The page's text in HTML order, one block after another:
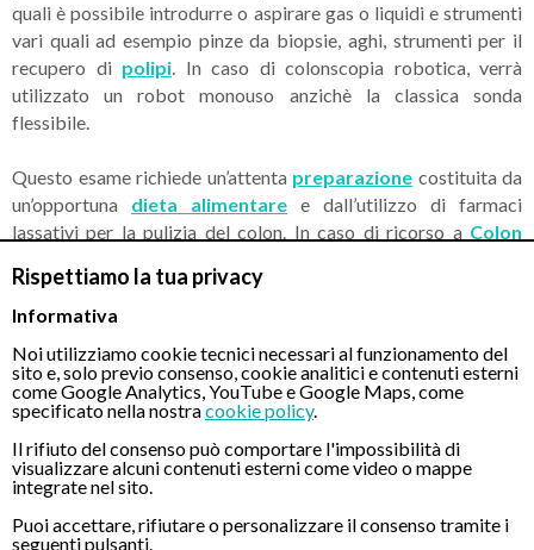
Rispettiamo la tua privacy
Informativa
Noi utilizziamo cookie tecnici necessari al funzionamento del
sito e, solo previo consenso, cookie analitici e contenuti esterni
come Google Analytics, YouTube e Google Maps, come
specificato nella nostracookie policy.
Il rifiuto del consenso può comportare l'impossibilità di
visualizzare alcuni contenuti esterni come video o mappe
integrate nel sito.
Puoi accettare, rifiutare o personalizzare il consenso tramite i
seguenti pulsanti.
quali è possibile introdurre o aspirare gas o liquidi e strumenti
vari quali ad esempio pinze da biopsie, aghi, strumenti per il
recupero di polipi. In caso di colonscopia robotica, verrà
utilizzato un robot monouso anzichè la classica sonda
flessibile.
Questo esame richiede un’attenta preparazione costituita da
un’opportuna dieta alimentare e dall’utilizzo di farmaci
lassativi per la pulizia del colon. In caso di ricorso a Colon
sarà necessaria nessuna preparazione ma soltanto il rispetto di
alcuni accorgimenti alimentari a partire nei giorni precedenti
Nel corso dell’esame il medico potrà esaminate con
accuratezza le pareti del colon orientando l’endoscopio a
seconda delle esigenze. Le immagini riprese durante la
Colonscopia verranno proiettate su uno schermo televisivo
generalmente posto di fronte il medico. La colonscopia è un
esame che generalmente viene eseguito dallo specialista